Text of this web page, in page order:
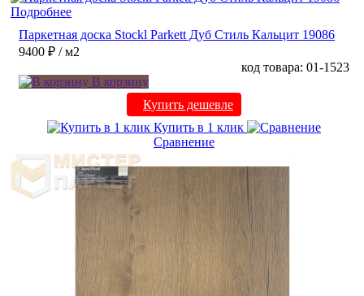
Подробнее
Паркетная доска Stockl Parkett Дуб Стиль Кальцит 19086
9400 ₽ / м2
код товара: 01-1523
В корзину
Купить дешевле
Купить в 1 клик
Сравнение